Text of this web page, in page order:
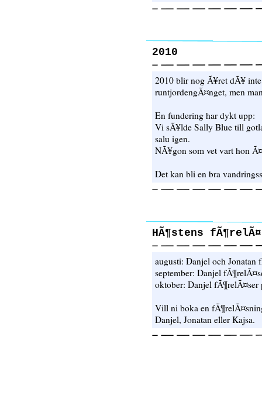
2010
2010 blir nog Ã¥ret dÃ¥
runtjordengÃ¤nget, men
En fundering har dykt upp:
Vi sÃ¥lde Sally Blue till
salu igen.
NÃ¥gon som vet vart hon
Det kan bli en bra
HÃ¶stens
augusti: Danjel och
september: Danjel
oktober: Danjel
Vill ni boka en
Danjel, Jonatan eller Kajsa.